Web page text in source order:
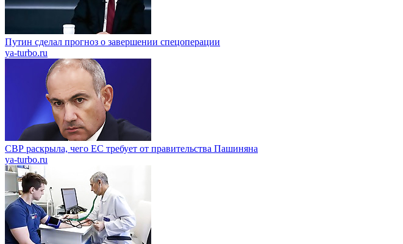
Путин сделал прогноз о завершении спецоперации
ya-turbo.ru
СВР раскрыла, чего ЕС требует от правительства Пашиняна
ya-turbo.ru